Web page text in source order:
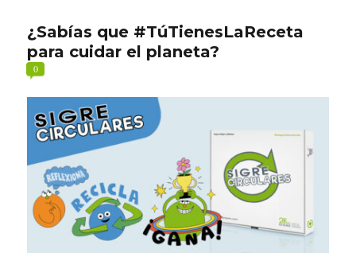
¿Sabías que #TúTienesLaReceta
para cuidar el planeta?
0